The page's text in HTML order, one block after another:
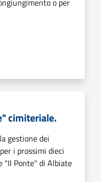
cimiteriale.
gestione dei
i prossimi dieci
"Il Ponte" di Albiate